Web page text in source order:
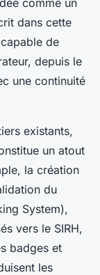
dans cette
de
depuis le
une continuité
existants,
un atout
la création
du
System),
vers le SIRH,
badges et
les